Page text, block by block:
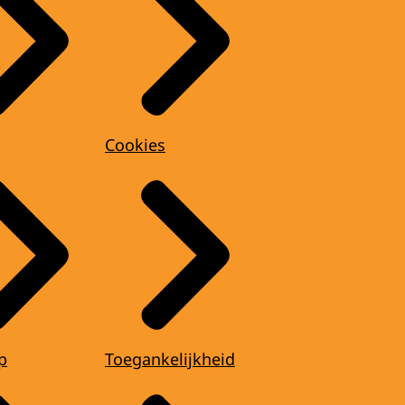
Cookies
Toegankelijkheid